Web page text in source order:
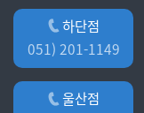
하단점
051) 201-1149
울산점